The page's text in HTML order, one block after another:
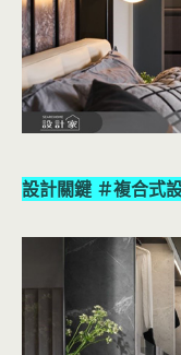
設計關鍵 ＃複合式